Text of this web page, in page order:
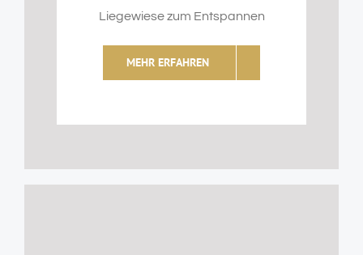
Liegewiese zum Entspannen
MEHR ERFAHREN